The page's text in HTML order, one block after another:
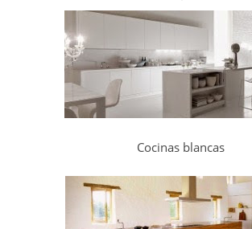
Cocinas blancas